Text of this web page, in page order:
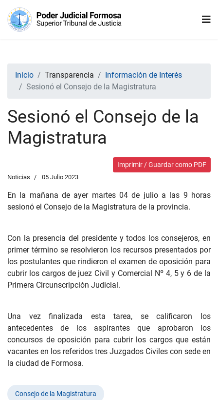
Inicio Transparencia
Información de Interés
Sesionó el Consejo de la Magistratura
Sesionó el Consejo de la
Magistratura
Imprimir / Guardar como PDF
Noticias 05 Julio 2023
En la mañana de ayer martes 04 de julio a las 9 horas
sesionó el Consejo de la Magistratura de la provincia.
Con la presencia del presidente y todos los consejeros, en
primer término se resolvieron los recursos presentados por
los postulantes que rindieron el examen de oposición para
cubrir los cargos de juez Civil y Comercial Nº 4, 5 y 6 de la
Primera Circunscripción Judicial.
Una vez finalizada esta tarea, se calificaron los
antecedentes de los aspirantes que aprobaron los
concursos de oposición para cubrir los cargos que están
vacantes en los referidos tres Juzgados Civiles con sede en
la ciudad de Formosa.
Consejo de la Magistratura